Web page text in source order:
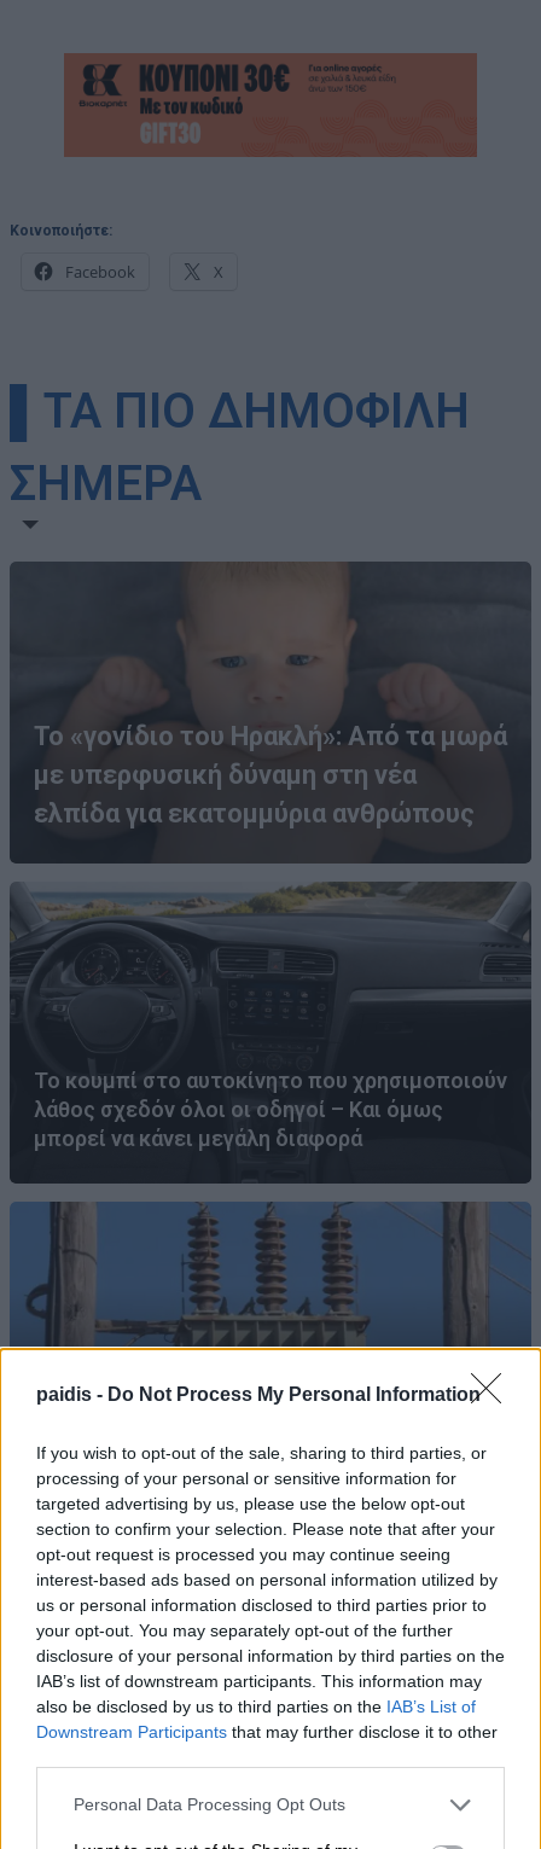
paidis - Do Not Process My Personal Information
If you wish to opt-out of the sale, sharing to third parties, or
processing of your personal or sensitive information for
targeted advertising by us, please use the below opt-out
section to confirm your selection. Please note that after your
opt-out request is processed you may continue seeing
interest-based ads based on personal information utilized by
us or personal information disclosed to third parties prior to
your opt-out. You may separately opt-out of the further
disclosure of your personal information by third parties on the
IAB’s list of downstream participants. This information may
also be disclosed by us to third parties on the IAB’s List of
Downstream Participants that may further disclose it to other
Personal Data Processing Opt Outs
Κοινοποιήστε:
Facebook X
▌ΤΑ ΠΙΟ ΔΗΜΟΦΙΛΗ
ΣΗΜΕΡΑ
Το «γονίδιο του Ηρακλή»: Από τα μωρά
με υπερφυσική δύναμη στη νέα
ελπίδα για εκατομμύρια ανθρώπους
Το κουμπί στο αυτοκίνητο που χρησιμοποιούν
λάθος σχεδόν όλοι οι οδηγοί – Και όμως
μπορεί να κάνει μεγάλη διαφορά
Δύο συλλήψεις για κλοπή μετασχηματιστή με
Η στάθμη του Δούναβη έπεσε τόσο χαμηλά,
που αναδύθηκαν πλοία του Β΄ Παγκοσμίου
Πολέμου